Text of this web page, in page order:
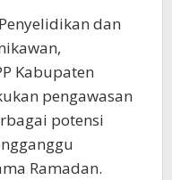
dan
Kabupaten
pengawasan
potensi
Ramadan.